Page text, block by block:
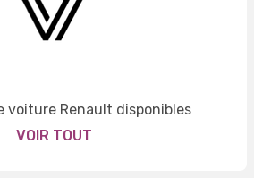
voiture Renault disponibles
VOIR TOUT